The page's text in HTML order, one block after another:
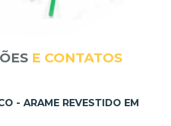
E CONTATOS
- ARAME REVESTIDO EM